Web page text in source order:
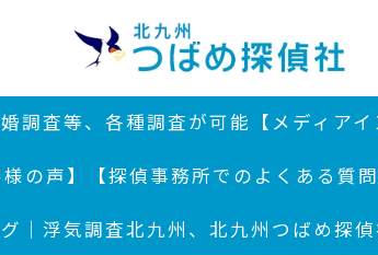
調査等、各種調査が可能 【メディア
様の声】 【探偵事務所でのよくある質問
｜浮気調査北九州、北九州つばめ探偵